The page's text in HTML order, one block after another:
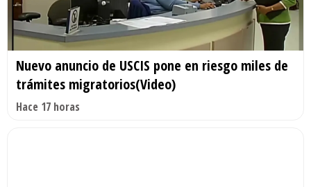
Nuevo anuncio de USCIS pone en riesgo miles de
trámites migratorios(Video)
Hace 17 horas